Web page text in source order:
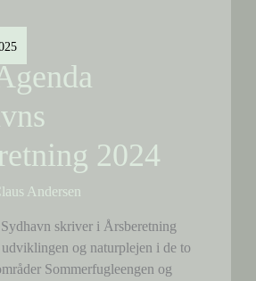
2024
Andersen
skriver i Årsberetning
og naturplejen i de to
Sommerfugleengen og